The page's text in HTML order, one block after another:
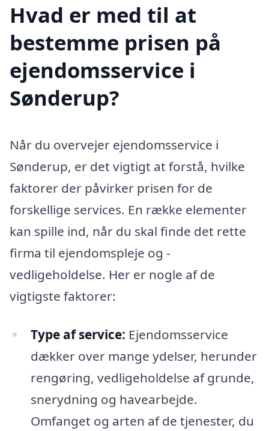
Hvad er med til at
bestemme prisen på
ejendomsservice i
Sønderup?
Når du overvejer ejendomsservice i
Sønderup, er det vigtigt at forstå, hvilke
faktorer der påvirker prisen for de
forskellige services. En række elementer
kan spille ind, når du skal finde det rette
firma til ejendomspleje og -
vedligeholdelse. Her er nogle af de
vigtigste faktorer:
Type af service: Ejendomsservice
dækker over mange ydelser, herunder
rengøring, vedligeholdelse af grunde,
snerydning og havearbejde.
Omfanget og arten af de tjenester, du